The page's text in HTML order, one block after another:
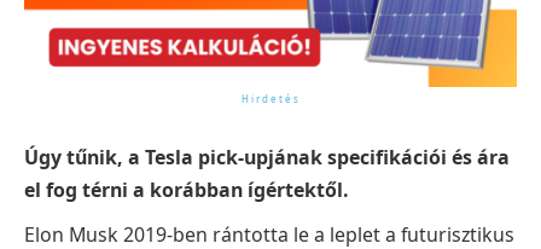
Úgy tűnik, a Tesla pick-upjának specifikációi és ára
el fog térni a korábban ígértektől.
Elon Musk 2019-ben rántotta le a leplet a futurisztikus